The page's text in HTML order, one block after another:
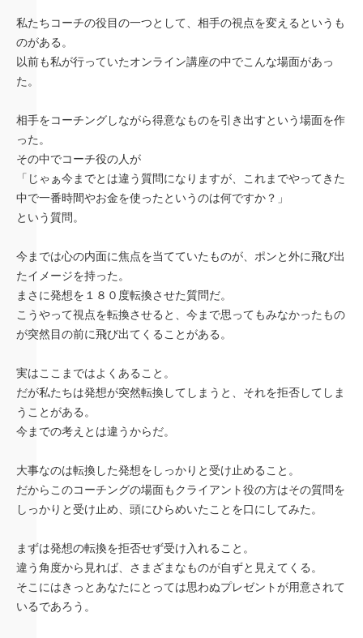
私たちコーチの役目の一つとして、相手の視点を変えるというも
のがある。
以前も私が行っていたオンライン講座の中でこんな場面があっ
た。
相手をコーチングしながら得意なものを引き出すという場面を作
った。
その中でコーチ役の人が
「じゃぁ今までとは違う質問になりますが、これまでやってきた
中で一番時間やお金を使ったというのは何ですか？」
という質問。
今までは心の内面に焦点を当てていたものが、ポンと外に飛び出
たイメージを持った。
まさに発想を１８０度転換させた質問だ。
こうやって視点を転換させると、今まで思ってもみなかったもの
が突然目の前に飛び出てくることがある。
実はここまではよくあること。
だが私たちは発想が突然転換してしまうと、それを拒否してしま
うことがある。
今までの考えとは違うからだ。
大事なのは転換した発想をしっかりと受け止めること。
だからこのコーチングの場面もクライアント役の方はその質問を
しっかりと受け止め、頭にひらめいたことを口にしてみた。
まずは発想の転換を拒否せず受け入れること。
違う角度から見れば、さまざまなものが自ずと見えてくる。
そこにはきっとあなたにとっては思わぬプレゼントが用意されて
いるであろう。